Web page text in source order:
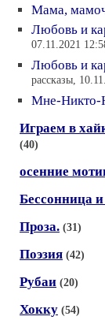
Мама,
Любовь и
07.11.2021
Любовь и
рассказы,
Мне-
Играем в
(40)
осенние
Бессонница и
Проза. (31)
Поэзия (42)
Рубаи (20)
Хокку (54)